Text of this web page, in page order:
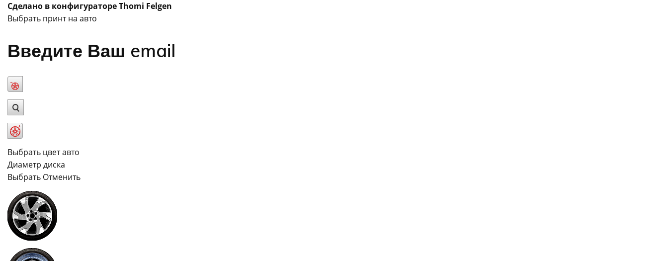
Сделано в конфигураторе Thomi Felgen
Выбрать принт на авто
Введите Ваш email
Выбрать цвет авто
Диаметр диска
Выбрать Отменить